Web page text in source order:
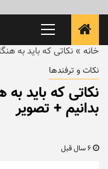
منوی
اصلی
خانه » نکاتی که باید به
نکات و ترفندها
نکاتی که باید
بدانیم + تصویر